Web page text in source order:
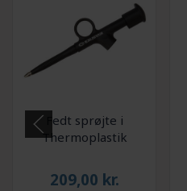
Fedt sprøjte i
Thermoplastik
209,00 kr.